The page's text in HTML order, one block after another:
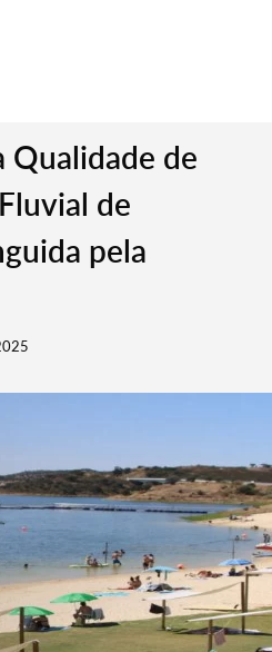
Qualidade de
de
pela